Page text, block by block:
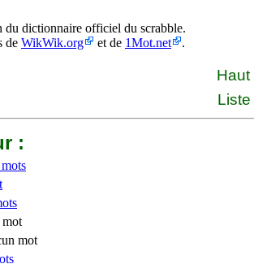
dictionnaire officiel du scrabble.
de WikWik.org et de 1Mot.net .
Haut
:
mot
mot